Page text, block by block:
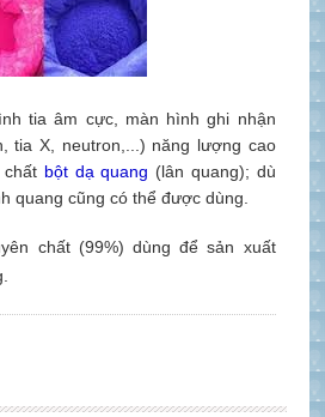
tia âm cực, màn hình ghi nhận
tia X neutron,
...) năng lượng cao
bột dạ quang (lân quang); dù
quang cũng có thể được dùng.
chất (99%) dùng để sản xuất